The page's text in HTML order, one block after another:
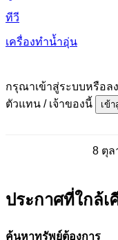
ทีวี
เครื่องทำน้ำอุ่น
กรุณาเข้าสู่ระบบหรือล
ตัวแทน / เจ้าของนี้
เข้
8 ตุล
ประกาศที่ใกล้เ
ค้นหาทรัพย์ต้องการ